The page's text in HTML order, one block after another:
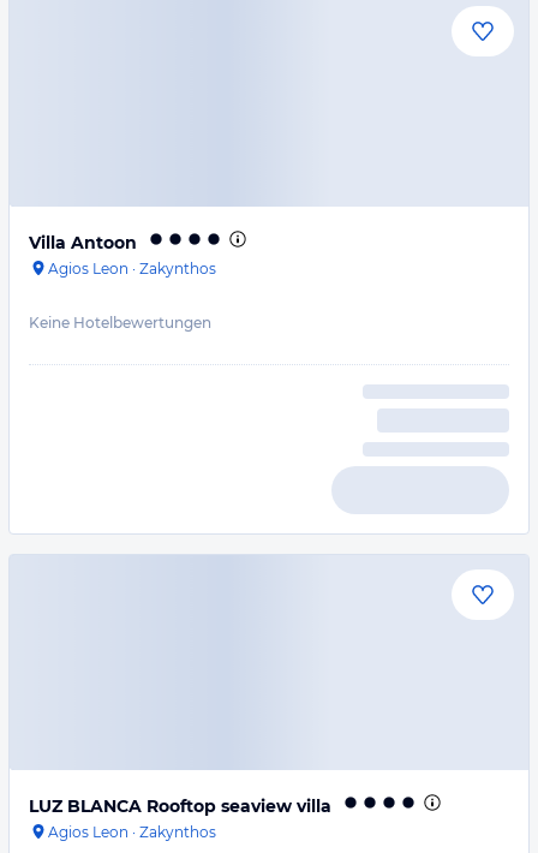
Villa Antoon
Agios Leon · Zakynthos
Keine Hotelbewertungen
LUZ BLANCA Rooftop seaview villa
Agios Leon · Zakynthos